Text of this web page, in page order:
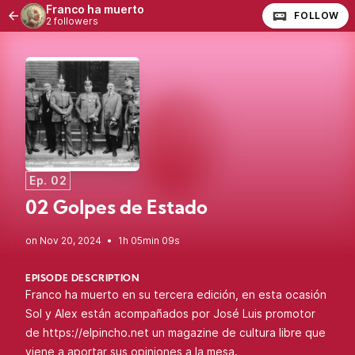
Franco ha muerto
2 followers FOLLOW
Ep. 02
02 Golpes de Estado
• 1h 05min 09s
EPISODE DESCRIPTION
Franco ha muerto en su tercera edición, en esta ocasión
Sol y Alex están acompañados por José Luis promotor
de https://elpincho.net un magazine de cultura libre que
viene a aportar sus opiniones a la mesa.